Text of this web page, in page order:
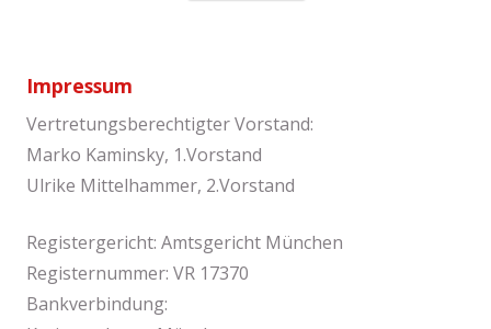
Impressum
Vertretungsberechtigter Vorstand:
Marko Kaminsky, 1.Vorstand
Ulrike Mittelhammer, 2.Vorstand
Registergericht: Amtsgericht München
Registernummer: VR 17370
Bankverbindung: